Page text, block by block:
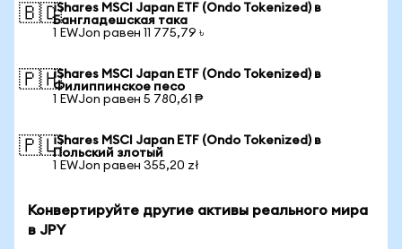
🇧🇩iShares MSCI Japan ETF (Ondo Tokenized) в
Бангладешская така
1 EWJon равен 11 775,79 ৳
🇵🇭iShares MSCI Japan ETF (Ondo Tokenized) в
Филиппинское песо
1 EWJon равен 5 780,61 ₱
🇵🇱iShares MSCI Japan ETF (Ondo Tokenized) в
Польский злотый
1 EWJon равен 355,20 zł
Конвертируйте другие активы реального мира
в JPY